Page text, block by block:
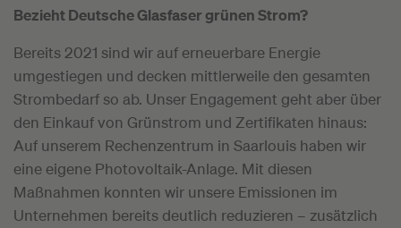
Bezieht Deutsche Glasfaser grünen Strom?
Bereits 2021 sind wir auf erneuerbare Energie
umgestiegen und decken mittlerweile den gesamten
Strombedarf so ab. Unser Engagement geht aber über
den Einkauf von Grünstrom und Zertifikaten hinaus:
Auf unserem Rechenzentrum in Saarlouis haben wir
eine eigene Photovoltaik-Anlage. Mit diesen
Maßnahmen konnten wir unsere Emissionen im
Unternehmen bereits deutlich reduzieren – zusätzlich